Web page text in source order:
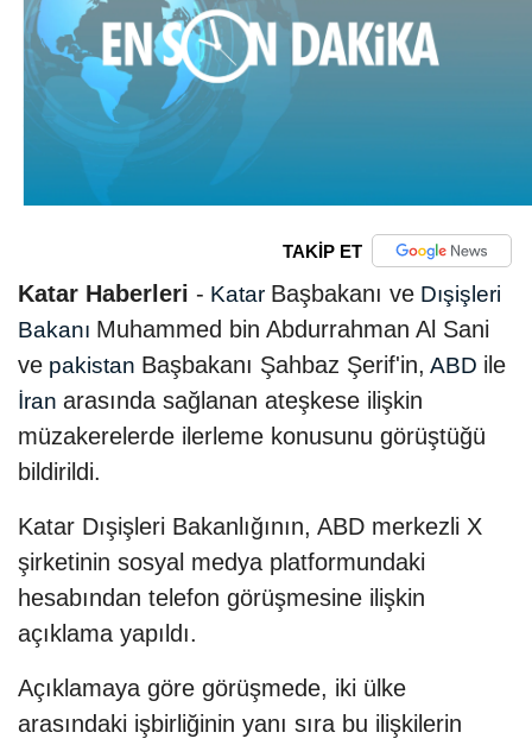
TAKİP ET
Katar Haberleri - Katar Başbakanı ve Dışişleri
Bakanı Muhammed bin Abdurrahman Al Sani
ve pakistan Başbakanı Şahbaz Şerif'in, ABD ile
İran arasında sağlanan ateşkese ilişkin
müzakerelerde ilerleme konusunu görüştüğü
bildirildi.
Katar Dışişleri Bakanlığının, ABD merkezli X
şirketinin sosyal medya platformundaki
hesabından telefon görüşmesine ilişkin
açıklama yapıldı.
Açıklamaya göre görüşmede, iki ülke
arasındaki işbirliğinin yanı sıra bu ilişkilerin